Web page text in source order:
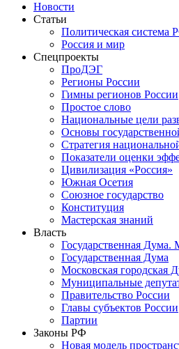
Новости
Статьи
Политическая система
Россия и мир
Спецпроекты
ПроДЭГ
Регионы России
Гимны регионов России
Простое слово
Национальные цели
Основы
Стратегия
Показатели оценки
Цивилизация «Россия»
Южная Осетия
Союзное государство
Конституция
Мастерская знаний
Власть
Государственная Дума.
Государственная Дума
Московская городская
Муниципальные
Правительство России
Главы субъектов России
Партии
Законы РФ
Новая модель